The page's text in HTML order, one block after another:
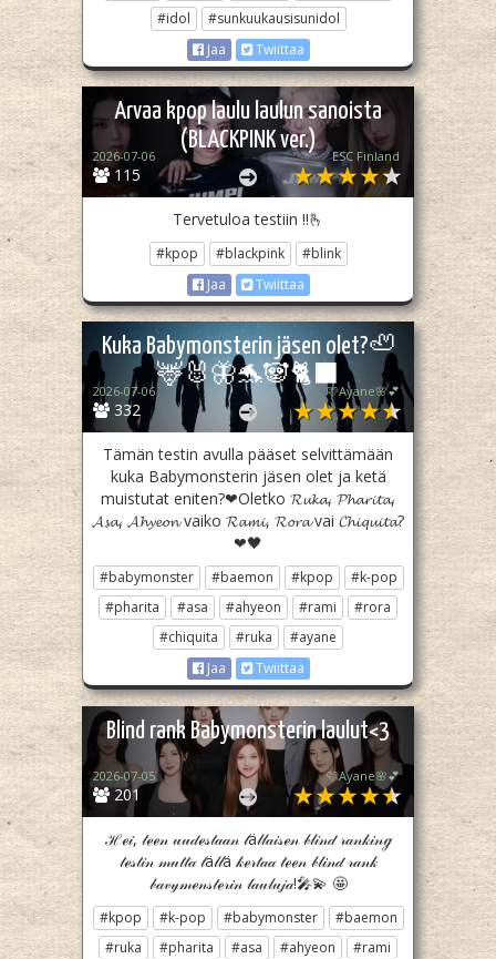
#idol
#sunkuukausisunidol
Jaa
Twiittaa
Arvaa kpop laulu laulun sanoista
(BLACKPINK ver.)
115
2026-07-06 ESC Finland
Tervetuloa testiin !!🫰
#kpop #blackpink
#blink
Jaa
Twiittaa
Kuka Babymonsterin jäsen olet?🦥
🦌🐰🦋🐬🐼🐈‍⬛
332
2026-07-06 🩷Ayane🌸💕
Tämän testin avulla pääset selvittämään
kuka Babymonsterin jäsen olet ja ketä
muistutat eniten?❤Oletko 𝓡𝓾𝓴𝓪, 𝓟𝓱𝓪𝓻𝓲𝓽𝓪,
𝓐𝓼𝓪, 𝓐𝓱𝔂𝓮𝓸𝓷 vaiko 𝓡𝓪𝓶𝓲, 𝓡𝓸𝓻𝓪 vai 𝓒𝓱𝓲𝓺𝓾𝓲𝓽𝓪?
❤🖤
#babymonster #baemon #kpop
#k-pop
#pharita
#asa #ahyeon #rami
#rora
#chiquita
#ruka
#ayane
Jaa
Twiittaa
Blind rank Babymonsterin laulut<3
201
2026-07-05 🩷Ayane🌸💕
ℋℯ𝒾, 𝓉ℯℯ𝓃 𝓊𝓊𝒹ℯ𝓈𝓉𝒶𝒶𝓃 𝓉ä𝓁𝓁𝒶𝒾𝓈ℯ𝓃 𝒷𝓁𝒾𝓃𝒹 𝓇𝒶𝓃𝓀𝒾𝓃ℊ
𝓉ℯ𝓈𝓉𝒾𝓃 𝓂𝓊𝓉𝓉𝒶 𝓉ä𝓁𝓁ä 𝓀ℯ𝓇𝓉𝒶𝒶 𝓉ℯℯ𝓃 𝒷𝓁𝒾𝓃𝒹 𝓇𝒶𝓃𝓀
𝒷𝒶𝓋𝓎𝓂ℯ𝓃𝓈𝓉ℯ𝓇𝒾𝓃 𝓁𝒶𝓊𝓁𝓊𝒿𝒶!🎤💫 🤩
#kpop #k-pop #babymonster
#baemon
#ruka
#pharita #asa #ahyeon
#rami